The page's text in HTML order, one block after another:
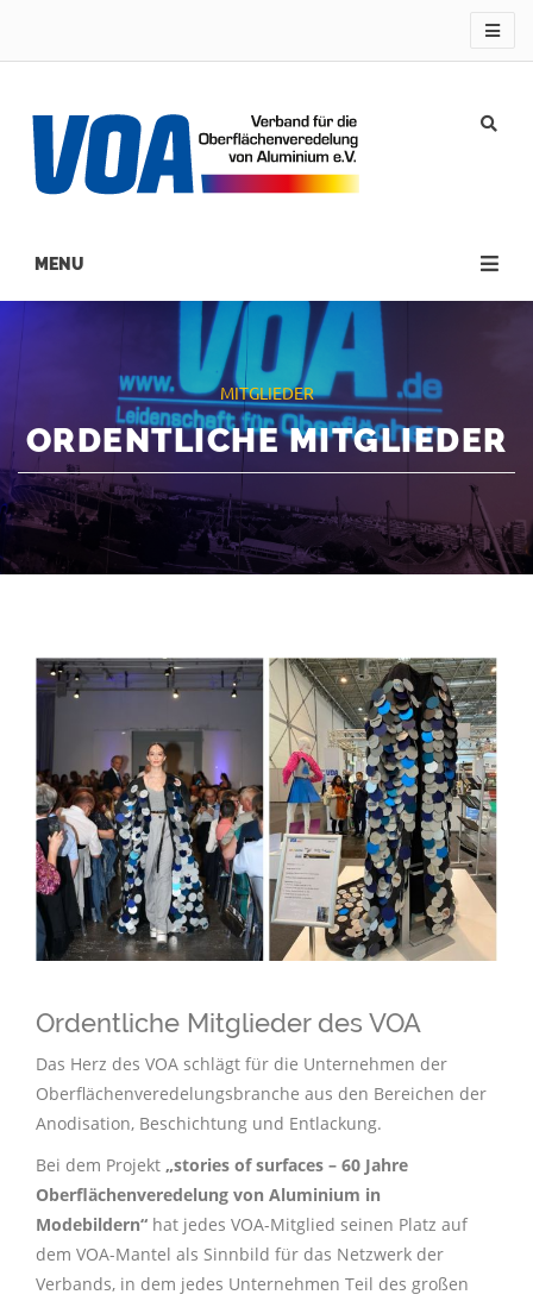
navigation
MITGLIEDER
ORDENTLICHE MITGLIEDER
Ordentliche Mitglieder des VOA
Das Herz des VOA schlägt für die Unternehmen der
Oberflächenveredelungsbranche aus den Bereichen der
Anodisation, Beschichtung und Entlackung.
Bei dem Projekt „stories of surfaces – 60 Jahre
Oberflächenveredelung von Aluminium in
Modebildern“ hat jedes VOA-Mitglied seinen Platz auf
dem VOA-Mantel als Sinnbild für das Netzwerk der
Verbands, in dem jedes Unternehmen Teil des großen